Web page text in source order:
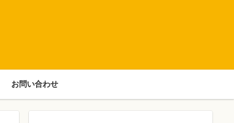
お問い合わせ